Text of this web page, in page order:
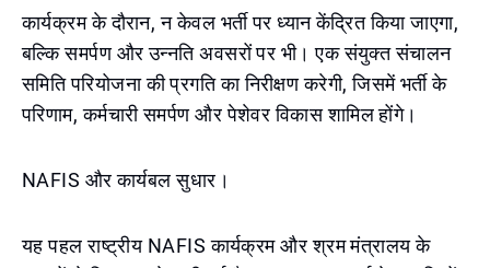
कार्यक्रम के दौरान, न केवल भर्ती पर ध्यान केंद्रित किया जाएगा,
बल्कि समर्पण और उन्नति अवसरों पर भी। एक संयुक्त संचालन
समिति परियोजना की प्रगति का निरीक्षण करेगी, जिसमें भर्ती के
परिणाम, कर्मचारी समर्पण और पेशेवर विकास शामिल होंगे।
NAFIS और कार्यबल सुधार।
यह पहल राष्ट्रीय NAFIS कार्यक्रम और श्रम मंत्रालय के